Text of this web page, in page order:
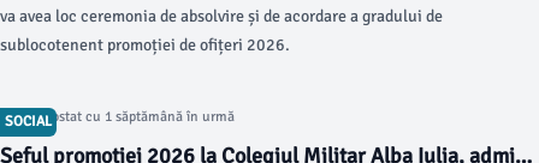
va avea loc ceremonia de absolvire și de acordare a gradului de
sublocotenent promoției de ofițeri 2026.
SOCIAL
Articol postat cu 1 săptămână în urmă
Şeful promoției 2026 la Colegiul Militar Alba Iulia, admis